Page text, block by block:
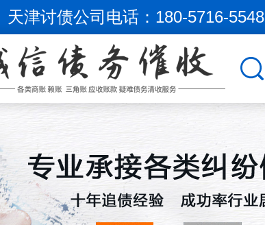
天津讨债公司电话： 180-5716-5548